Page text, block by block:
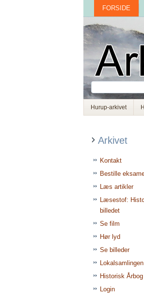
FORSIDE
Hurup-arkivet
Arkivet
Kontakt
Bestille
Læs artikler
Læsestof:
billedet
Se film
Hør lyd
Se billeder
Lokalsamlingen
Historisk
Login